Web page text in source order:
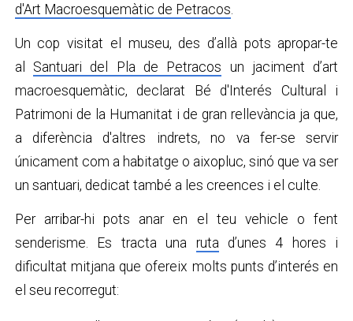
d'Art Macroesquemàtic de Petracos
Un cop visitat el museu, des d’allà pots apropar-te
al Santuari del Pla de Petracos un jaciment d’art
macroesquemàtic, declarat Bé d'Interés Cultural i
Patrimoni de la Humanitat i de gran rellevància ja que,
a diferència d'altres indrets, no va fer-se servir
únicament com a habitatge o aixopluc, sinó que va ser
un santuari, dedicat també a les creences i el culte.
Per arribar-hi pots anar en el teu vehicle o fent
senderisme. Es tracta una ruta d’unes 4 hores i
dificultat mitjana que ofereix molts punts d’interés en
el seu recorregut: